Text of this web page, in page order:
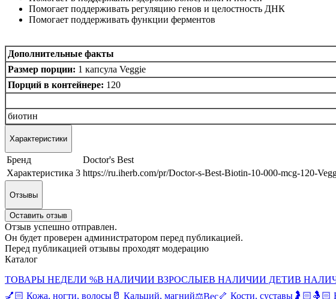
Помогает поддерживать регуляцию генов и целостность ДНК
Помогает поддерживать функции ферментов
Дополнительные факты
Размер порции: 1 капсула Veggie
Порций в контейнере: 120
биотин
Характеристики
Бренд
Doctor's Best
Характеристика 3 https://ru.iherb.com/pr/Doctor-s-Best-Biotin-10-000-mcg-120-
Отзывы
Оставить отзыв
Отзыв успешно отправлен.
Он будет проверен администратором перед публикацией.
Перед публикацией отзывы проходят модерацию
Каталог
ТОВАРЫ НЕДЕЛИ %В НАЛИЧИИ ВЗРОСЛЫЕВ НАЛИЧИИ ДЕТИВ
💅🏻 Кожа, ногти, волосы 🥛 Кальций, магний⚖️Вес🦴 Кости, суставы 🤰🏻🤱🏻